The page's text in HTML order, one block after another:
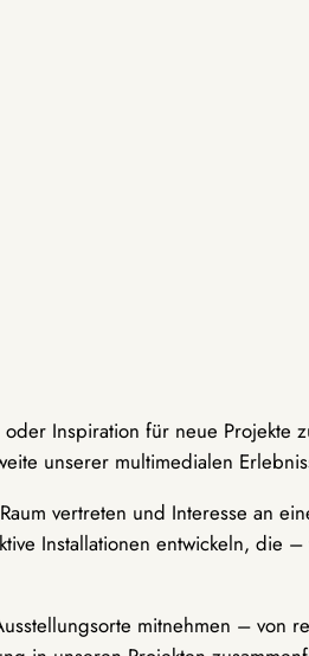
Inspiration für neue
unserer multimedialen
vertreten und Interesse an
Installationen entwickeln,
mitnehmen –